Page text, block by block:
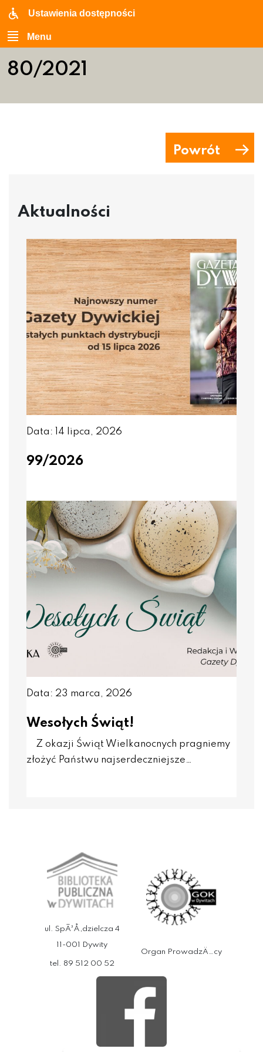
Ustawienia dostępności
Menu
80/2021
Powrót
Aktualności
Data: 14 lipca, 2026
99/2026
Data: 23 marca, 2026
Wesołych Świąt!
Z okazji Świąt Wielkanocnych pragniemy
złożyć Państwu najserdeczniejsze…
ul. SpÃ³Å‚dzielcza 4
11-001 Dywity
tel. 89 512 00 52
Organ ProwadzÄ…cy